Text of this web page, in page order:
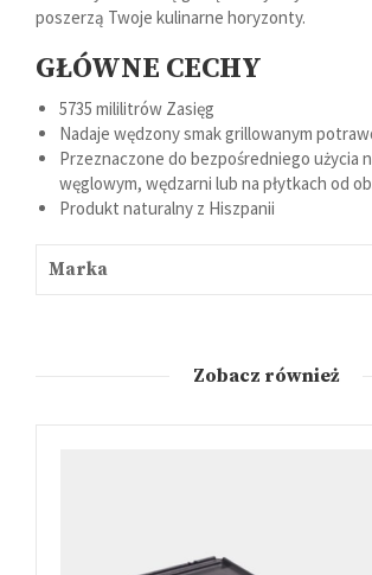
poszerzą Twoje kulinarne horyzonty.
GŁÓWNE CECHY
5735 mililitrów Zasięg
Nadaje wędzony smak grillowanym
Przeznaczone do bezpośredniego użycia
węglowym, wędzarni lub na płytkach od
Produkt naturalny z Hiszpanii
Marka
Zobacz również